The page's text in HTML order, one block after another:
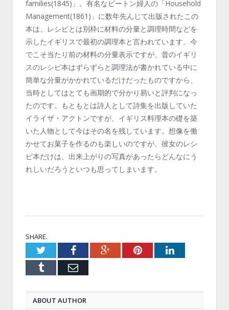
families(1845)」。有名なビートン婦人の「Household
Management(1861)」に数年先んじて出版されたこの
本は、レシピとは別枠に材料の分量と調理時間などを
示したイギリスで最初の調理本と言われています。今
でこそ当たり前の材料の分量表示ですが、昔のイギリ
スのレシピ本はずらずらと調理法が書かれている中に
簡単な分量がかかれているだけだったものですから、
当時としてはとても画期的で分かり易いと評判になっ
たのです。もともとは詩人として詩集を出版していた
イライザ・アクトンですが、イギリス料理本の礎を築
いた人物として今はその名を残しています。想像を働
かせてお菓子を作るのも楽しいのですが、彼女のレシ
ピ本だけは、出来上がりの写真があったらどんなにう
れしいだろうといつも思ってしまいます。
SHARE.
TwitterFacebookGoogle+PinterestLinkedIn
Tumblr Email
ABOUT AUTHOR